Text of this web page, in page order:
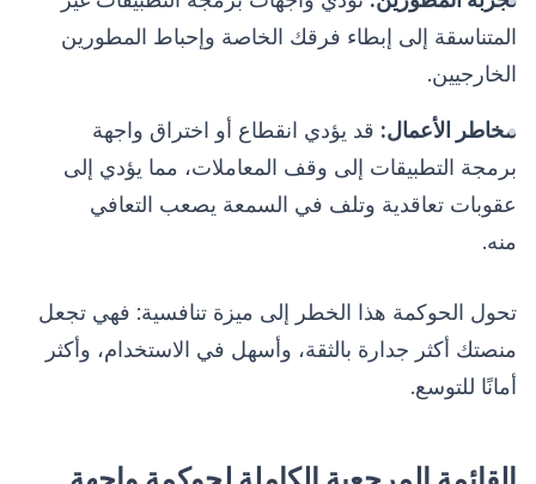
المتناسقة إلى إبطاء فرقك الخاصة وإحباط المطورين
الخارجيين.
مخاطر الأعمال: قد يؤدي انقطاع أو اختراق واجهة
برمجة التطبيقات إلى وقف المعاملات، مما يؤدي إلى
عقوبات تعاقدية وتلف في السمعة يصعب التعافي
منه.
تحول الحوكمة هذا الخطر إلى ميزة تنافسية: فهي تجعل
منصتك أكثر جدارة بالثقة، وأسهل في الاستخدام، وأكثر
أمانًا للتوسع.